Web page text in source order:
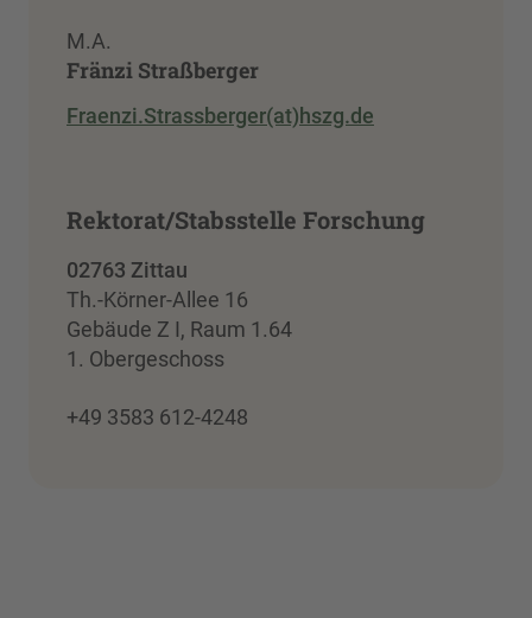
M.A.
Fränzi Straßberger
Fraenzi.Strassberger(at)hszg.de
Rektorat/Stabsstelle Forschung
02763 Zittau
Th.-Körner-Allee 16
Gebäude Z I, Raum 1.64
1. Obergeschoss
+49 3583 612-4248